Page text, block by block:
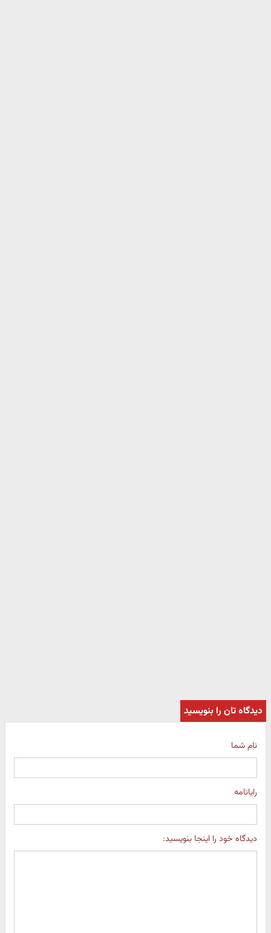
دیدگاه تان را بنویسید
نام شما
رایانامه
دیدگاه خود را اینجا بنویسید: